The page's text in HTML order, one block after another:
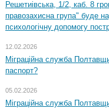
Решетиівська, 1/2, каб. 8
правозахисна група" буде
психологічну допомогу
12.02.2026
Міграційна служба
паспорт?
05.02.2026
Міграційна служба